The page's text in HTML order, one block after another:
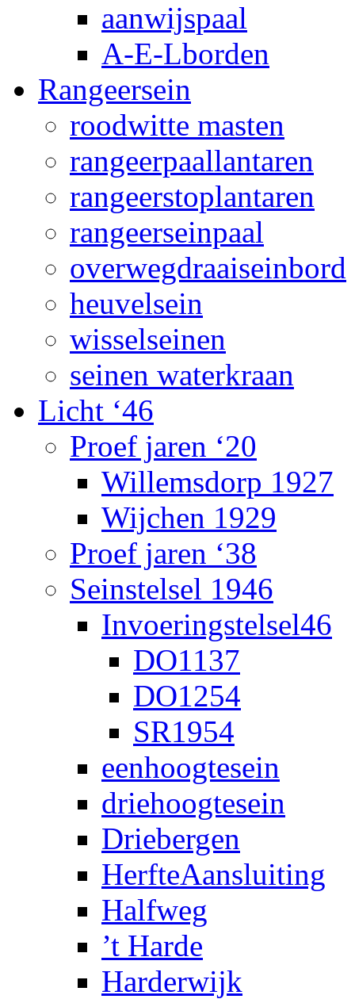
aanwijspaal
A-E-Lborden
Rangeersein
roodwitte masten
rangeerpaallantaren
rangeerstoplantaren
rangeerseinpaal
overwegdraaiseinbord
heuvelsein
wisselseinen
seinen waterkraan
Licht ‘46
Proef jaren ‘20
Willemsdorp 1927
Wijchen 1929
Proef jaren ‘38
Seinstelsel 1946
Invoeringstelsel46
DO1137
DO1254
SR1954
eenhoogtesein
driehoogtesein
Driebergen
HerfteAansluiting
Halfweg
’t Harde
Harderwijk